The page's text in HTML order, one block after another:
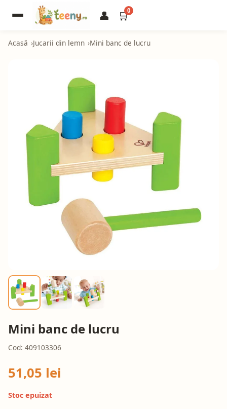
👤 🛒0
Acasă Jucarii din lemn Mini banc de lucru
Mini banc de lucru
Cod: 409103306
51,05 lei
Stoc epuizat